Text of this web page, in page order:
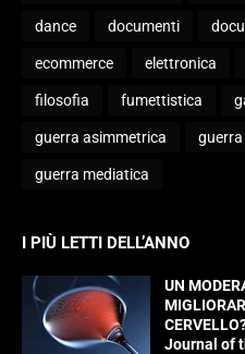
dance documenti
ecommerce elettronica
filosofia fumettistica
guerra asimmetrica
guerra mediatica
I PIÙ LETTI DELL’ANNO
UN
Journal of